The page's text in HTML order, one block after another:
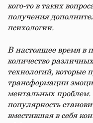
кого-то в таких
получения
психологии.
В настоящее время в
количество
технологий, которые
трансформации
ментальных
популярность
вместившая в себя